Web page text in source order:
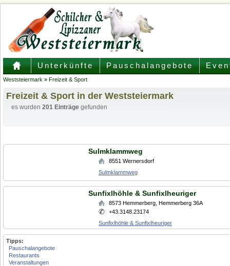
Unterkünfte Pauschalangebote
Weststeiermark » Freizeit & Sport
Freizeit & Sport in der Weststeiermark
es wurden 201 Einträge gefunden
Sulmklammweg
8551 Wernersdorf
Sulmklammweg
Sunfixlhöhle & Sunfixlheuriger
8573 Hemmerberg Hemmerberg 36A
+43.3148.23174
Sunfixlhöhle & Sunfixlheuriger
Tipps:
Pauschalangebote
Restaurants
Veranstaltungen